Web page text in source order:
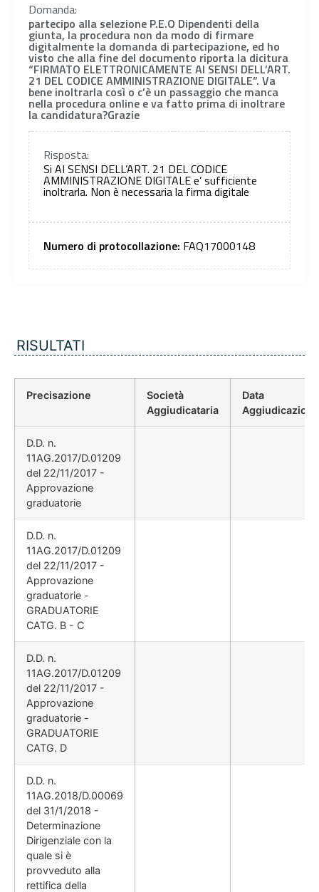
Domanda:
partecipo alla selezione P.E.O Dipendenti della
giunta, la procedura non da modo di firmare
digitalmente la domanda di partecipazione, ed ho
visto che alla fine del documento riporta la dicitura
“FIRMATO ELETTRONICAMENTE AI SENSI DELL’ART.
21 DEL CODICE AMMINISTRAZIONE DIGITALE”. Va
bene inoltrarla così o c’è un passaggio che manca
nella procedura online e va fatto prima di inoltrare
la candidatura?Grazie
Risposta:
Si AI SENSI DELL’ART. 21 DEL CODICE
AMMINISTRAZIONE DIGITALE e’ sufficiente
inoltrarla. Non è necessaria la firma digitale
Numero di protocollazione: FAQ17000148
RISULTATI
Precisazione
Società
Aggiudicataria
Data
Aggiudicazione
D.D. n.
11AG.2017/D.01209
del 22/11/2017 -
Approvazione
graduatorie
D.D. n.
11AG.2017/D.01209
del 22/11/2017 -
Approvazione
graduatorie -
GRADUATORIE
CATG. B - C
D.D. n.
11AG.2017/D.01209
del 22/11/2017 -
Approvazione
graduatorie -
GRADUATORIE
CATG. D
D.D. n.
11AG.2018/D.00069
del 31/1/2018 -
Determinazione
Dirigenziale con la
quale si è
provveduto alla
rettifica della